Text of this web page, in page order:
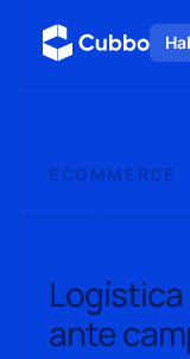
ECOMMERCE
ante